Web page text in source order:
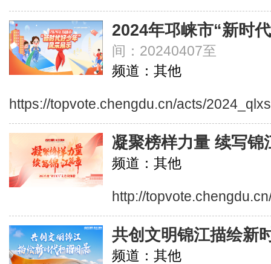
2024年邛崃市“新时
间：20240407至
频道：其他
https://topvote.chengdu.cn/acts/
凝聚榜样力量 续写锦
频道：其他
http://
共创文明锦江描绘新
频道：其他